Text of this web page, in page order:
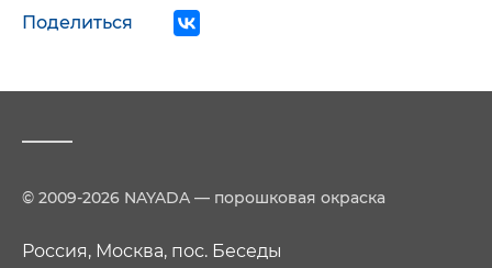
Поделиться
© 2009-2026 NAYADA — порошковая окраска
Россия, Москва, пос. Беседы